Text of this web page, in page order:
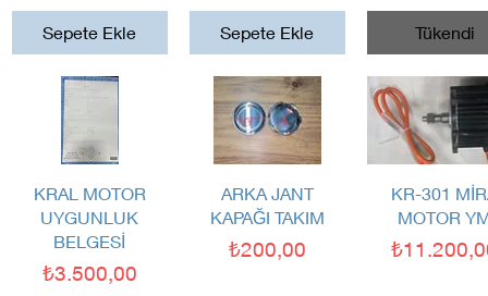
Sepete Ekle Sepete Ekle Tükendi
Hızlı Bakış
KRAL MOTOR
UYGUNLUK
BELGESİ
Fiyat
₺3.500,00
Hızlı Bakış
ARKA JANT
KAPAĞI TAKIM
Fiyat
₺200,00
Hızlı Bakış
KR-301
MOTOR
Fiyat